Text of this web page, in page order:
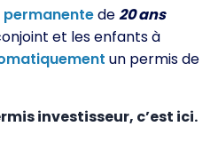
permanentede20 ans
et les enfants à
un permis de
investisseur, c’est ici.